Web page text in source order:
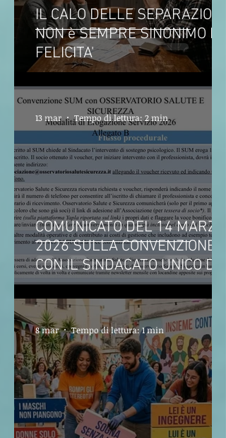
IL CALO DELLE SEPARAZIONI
NON è SEMPRE SINONIMO DI
FELICITA'
COMUNICATO DEL 14 MARZO
2026 SULLA CONVENZIONE
CON IL SINDACATO UNICO DEI
MILITARI
13 mar Tempo di lettura: 2 min
8 mar Tempo di lettura: 1 min